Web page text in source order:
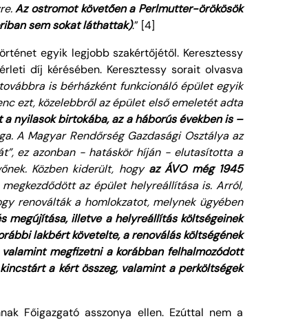
Az ostromot követően a Perlmutter-örökösök
sem sokat láthattak).” [4]
egyik legjobb szakértőjétől. Keresztessy
díj kérésében. Keresztessy sorait olvasva
is bérházként funkcionáló épület egyik
ezt, közelebbről az épület első emeletét adta
nyilasok birtokába, az a háborús években is –
A Magyar Rendőrség Gazdasági Osztálya az
ez azonban - hatáskör híján - elutasította a
Közben kiderült, hogy az ÁVO még 1945
megkezdődött az épület helyreállítása is. Arról,
renoválták a homlokzatot, melynek ügyében
megújítása, illetve a helyreállítás költségeinek
lakbért követelte, a renoválás költségének
megfizetni a korábban felhalmozódott
a kért összeg, valamint a perköltségek
Főigazgató asszonya ellen. Ezúttal nem a